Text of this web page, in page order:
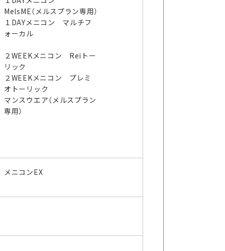
MelsME（メルスプラン専用）
１DAYメニコン マルチフ
ォーカル
２WEEKメニコン Reiトー
リック
２WEEKメニコン プレミ
オトーリック
マンスウエア（メルスプラン
専用）
メニコンEX